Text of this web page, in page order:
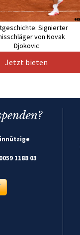
Signierter
von Novak
Djokovic
Jetzt bieten
1188 03